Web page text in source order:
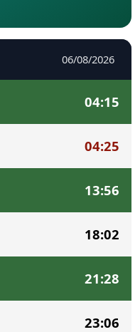
06/08/2026
04:15
04:25
13:56
18:02
21:28
23:06